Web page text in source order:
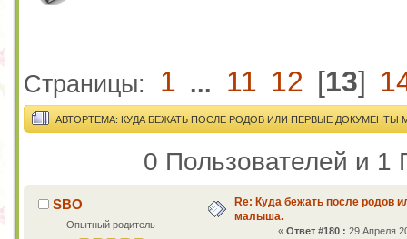
Страницы: 1 ... 11 12 [13]
АВТОРТЕМА: КУДА БЕЖАТЬ ПОСЛЕ РОДОВ ИЛИ ПЕРВЫЕ ДОКУМЕНТЫ
0 Пользователей и 1
SBO
Опытный родитель
Re: Куда бежать после родов
малыша.
«Ответ #180 : 29 Апреля